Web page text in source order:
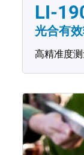
LI-
光合有
高精准度